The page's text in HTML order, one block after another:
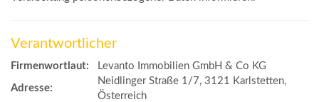
Verantwortlicher
Firmenwortlaut: Levanto Immobilien GmbH & Co KG
Adresse:
Neidlinger Straße 1/7, 3121 Karlstetten,
Österreich